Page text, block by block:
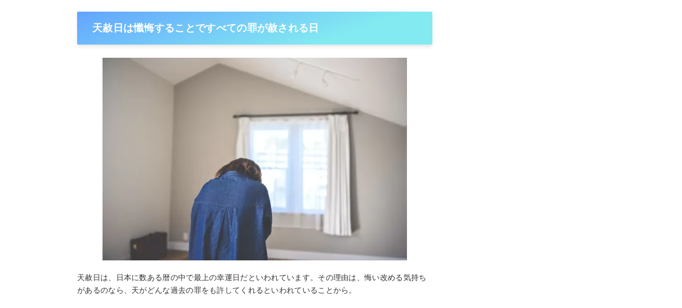
天赦日は懺悔することですべての罪が赦される日
天赦日は、日本に数ある暦の中で最上の幸運日だといわれています。その理由は、悔い改める気持ち
があるのなら、天がどんな過去の罪をも許してくれるといわれていることから。